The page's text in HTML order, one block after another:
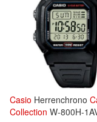
Casio Herrenchrono
Collection W-800H-